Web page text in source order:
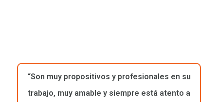
“Son muy propositivos y profesionales en su
trabajo, muy amable y siempre está atento a